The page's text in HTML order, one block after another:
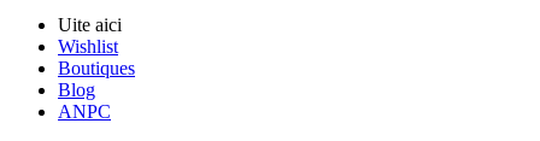
Uite aici
Wishlist
Boutiques
Blog
ANPC